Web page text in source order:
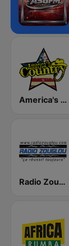
America's Country
Radio Zouglou